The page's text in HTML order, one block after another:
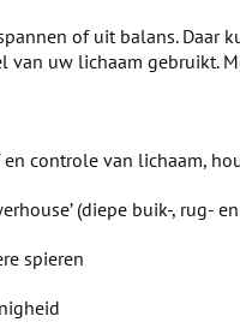
of uit balans. Daar
van uw lichaam gebruikt.
en controle van lichaam,
(diepe buik-, rug-
spieren